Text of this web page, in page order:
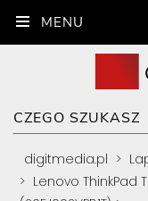
digitmedia.pl >
> Lenovo ThinkPad